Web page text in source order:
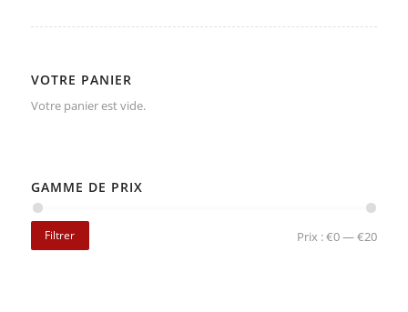
VOTRE PANIER
Votre panier est vide.
GAMME DE PRIX
Filtrer Prix :€0—€20